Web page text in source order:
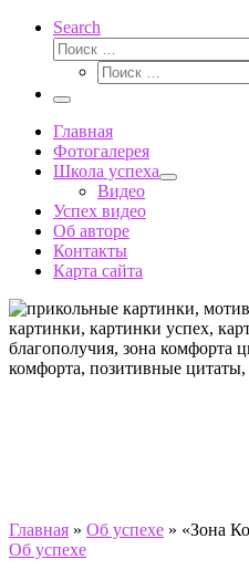
Search
Поиск
Поиск
Меню
Главная
Фотогалерея
Школа успеха
Видео
Успех видео
Об авторе
Контакты
Карта сайта
Главная » Об успехе » «Зона
Об успехе